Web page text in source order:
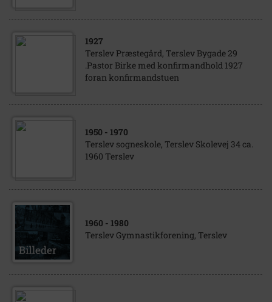
1927
Terslev Præstegård, Terslev Bygade 29
.Pastor Birke med konfirmandhold 1927
foran konfirmandstuen
1950 - 1970
Terslev sogneskole, Terslev Skolevej 34 ca.
1960 Terslev
1960 - 1980
Terslev Gymnastikforening, Terslev